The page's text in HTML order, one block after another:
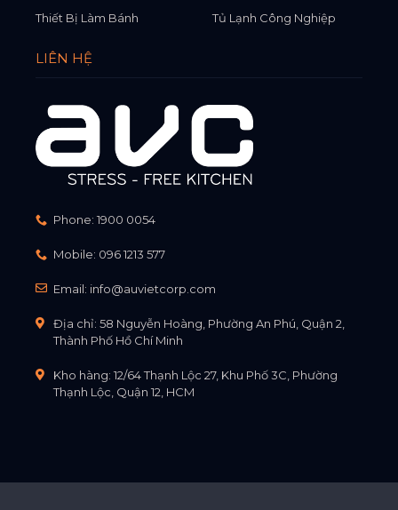
Thiết Bị Làm Bánh
Tủ Lạnh Công Nghiệp
LIÊN HỆ
Phone: 1900 0054
Mobile: 096 1213 577
Email: info@auvietcorp.com
Địa chỉ: 58 Nguyễn Hoàng, Phường An Phú, Quận 2,
Thành Phố Hồ Chí Minh
Kho hàng: 12/64 Thạnh Lộc 27, Khu Phố 3C, Phường
Thạnh Lộc, Quận 12, HCM